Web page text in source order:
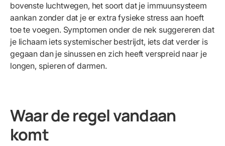
bovenste luchtwegen, het soort dat je immuunsysteem
aankan zonder dat je er extra fysieke stress aan hoeft
toe te voegen. Symptomen onder de nek suggereren dat
je lichaam iets systemischer bestrijdt, iets dat verder is
gegaan dan je sinussen en zich heeft verspreid naar je
longen, spieren of darmen.
Waar de regel vandaan
komt